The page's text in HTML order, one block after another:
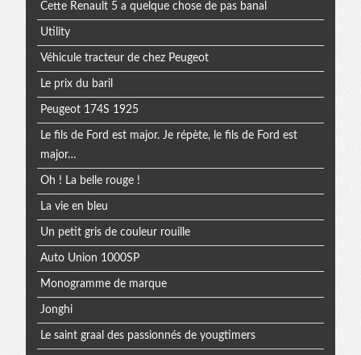
Cette Renault 5 a quelque chose de pas banal
Utility
Véhicule tracteur de chez Peugeot
Le prix du baril
Peugeot 174S 1925
Le fils de Ford est major. Je répète, le fils de Ford est
major…
Oh ! La belle rouge !
La vie en bleu
Un petit gris de couleur rouille
Auto Union 1000SP
Monogramme de marque
Jonghi
Le saint graal des passionnés de yougtimers